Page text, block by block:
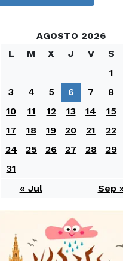
AGOSTO 2026
L
M X J V S
1
3
4 5 6 7 8
10
11 12 13 14 15
17
18 19 20 21 22
24
25 26 27 28 29
31
« Jul
Sep